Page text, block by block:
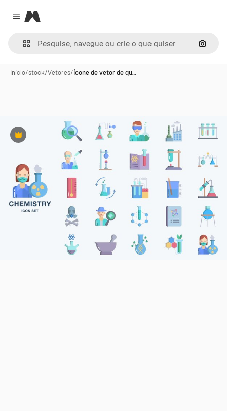
Close menu
Magnific
Início/stock/Vetores/Ícone de vetor de qu…
Premium